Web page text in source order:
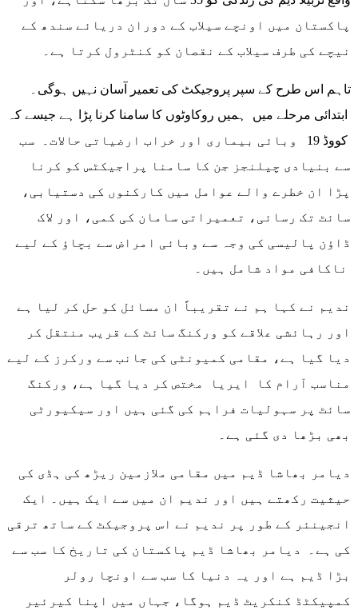
پاکستان میں اونچے سیلاب کے دوران دریائے سندھ کے
نیچے کی طرف سیلاب کے نقصان کو کنٹرول کرتا ہے۔
تاہم اس طرح کے سپر پروجیکٹ کی تعمیر آسان نہیں ہوگی۔
ابتدائی مرحلے میں ہمیں روکاوٹوں کا سامنا کرنا پڑا ہے جیسے کہ
کووڈ 19 وبائی بیماری اور خراب ارضیاتی حالات۔ سب
سے بنیادی چیلنجز جن کا سامنا پراجیکٹس کو کرنا
پڑا ان خطرے والے عوامل میں کارکنوں کی دستیابی،
سائٹ تک رسائی، تعمیراتی سامان کی کمی، اور لاک
ڈاؤن پالیسی کی وجہ سے وبائی امراض سے بچاؤ کے لیے
ندیم نے کہا ہم نے تقریباً ان مسائل کو حل کر لیا ہے
اور رہائشی علاقے کو ورکنگ سائٹ کے قریب منتقل کر
دیا گیا ہے، مقامی کمیونٹی کی جانب سے ورکرز کے لیے
مناسب آرام کا ایریا مختص کر دیا گیا ہے، ورکنگ
سائٹ پر سہولیات فراہم کی گئی ہیں اور سیکیورٹی
بھی بڑھا دی گئی ہے۔
دیامر بھاشا ڈیم میں مقامی ملازمین ریڑھ کی ہڈی کی
حیثیت رکھتے ہیں اور ندیم ان میں سے ایک ہیں۔ ایک
انجینئر کے طور پر ندیم نے اس پروجیکٹ کے ساتھ ترقی
کی ہے۔ دیامر بھاشا ڈیم پاکستان کی تاریخ کا سب سے
بڑا ڈیم ہے اور یہ دنیا کا سب سے اونچا رولر
کمپیکٹڈ کنکریٹ ڈیم ہوگا، جہاں میں اپنا کیرئیر